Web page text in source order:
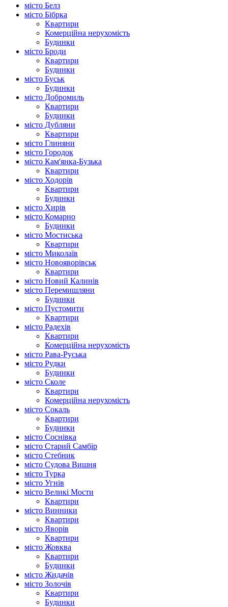
місто Белз
місто Бібрка
Квартири
Комерційна нерухомість
Будинки
місто Броди
Квартири
Будинки
місто Буськ
Будинки
місто Добромиль
Квартири
Будинки
місто Дубляни
Квартири
місто Глиняни
місто Городок
місто Кам'янка-Бузька
Квартири
місто Ходорів
Квартири
Будинки
місто Хирів
місто Комарно
Будинки
місто Мостиська
Квартири
місто Миколаїв
місто Новояворівськ
Квартири
місто Новий Калинів
місто Перемишляни
Будинки
місто Пустомити
Квартири
місто Радехів
Квартири
Комерційна нерухомість
місто Рава-Руська
місто Рудки
Будинки
місто Сколе
Квартири
Комерційна нерухомість
місто Сокаль
Квартири
Будинки
місто Соснівка
місто Старий Самбір
місто Стебник
місто Судова Вишня
місто Турка
місто Угнів
місто Великі Мости
Квартири
місто Винники
Квартири
місто Яворів
Квартири
місто Жовква
Квартири
Будинки
місто Жидачів
місто Золочів
Квартири
Будинки